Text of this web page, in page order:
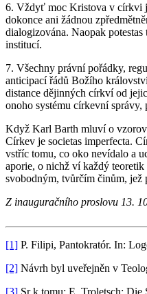
6. Vždyť moc Kristova v církvi
dokonce ani žádnou
dialogizována. Naopak
institucí.
7. Všechny právní pořádky,
anticipací řádů Božího
distance dějinných církví od
onoho systému církevní správy,
Když Karl Barth mluví o
Církev je societas imperfecta.
vstříc tomu, co oko nevídalo a
aporie, o nichž ví každý
svobodným, tvůrčím činům, jež
Z inauguračního proslovu 13.
[1] P. Filipi, Pantokratór. In:
[2] Návrh byl uveřejněn v
[3] Sr k tomu: E. Troletsch: